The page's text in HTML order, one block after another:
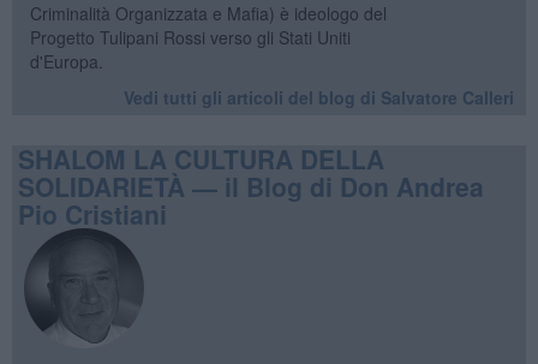
Criminalità Organizzata e Mafia) è ideologo del
Progetto Tulipani Rossi verso gli Stati Uniti
d'Europa.
Vedi tutti gli articoli del blog di Salvatore Calleri
SHALOM LA CULTURA DELLA
SOLIDARIETÀ — il Blog di Don Andrea
Pio Cristiani